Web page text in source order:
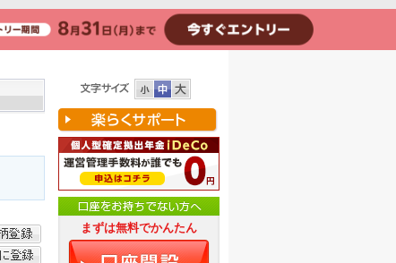
まずは無料でかんたん